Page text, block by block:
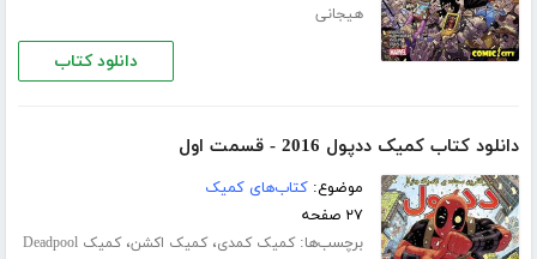
هیجانی
دانلود کتاب
دانلود کتاب کمیک ددپول 2016 - قسمت اول
موضوع:کتاب‌های کمیک
۲۷ صفحه
برچسب‌ها:کمیک کمدی،کمیک اکشن،
کمیک Deadpool